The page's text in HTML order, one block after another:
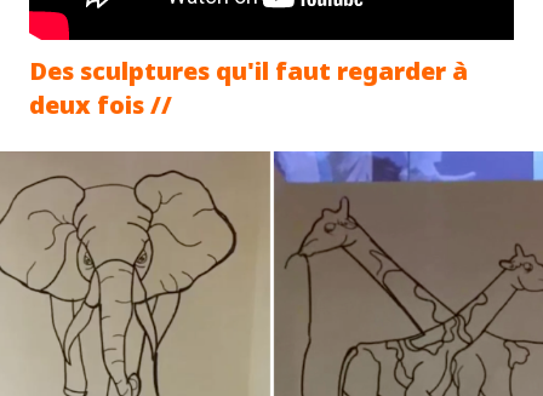
Des sculptures qu'il faut regarder à
deux fois //